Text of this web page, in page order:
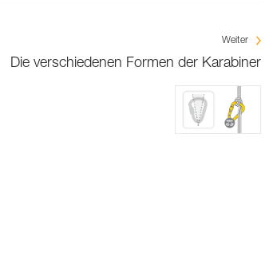
Weiter
Die verschiedenen Formen der Karabiner